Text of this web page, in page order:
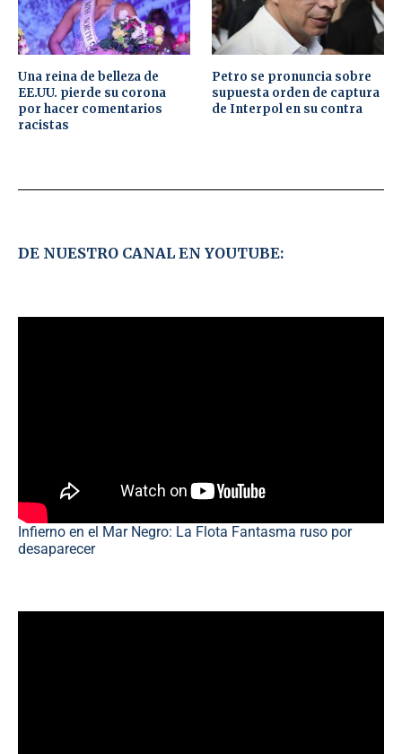
Una reina de belleza de
EE.UU. pierde su corona
por hacer comentarios
racistas
Petro se pronuncia sobre
supuesta orden de captura
de Interpol en su contra
DE NUESTRO CANAL EN YOUTUBE:
Infierno en el Mar Negro: La Flota Fantasma ruso por
desaparecer